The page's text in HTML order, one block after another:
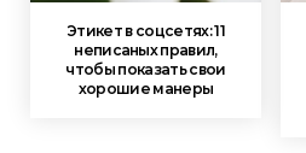
Этикет в соцсетях: 11
неписаных правил,
чтобы показать свои
хорошие манеры